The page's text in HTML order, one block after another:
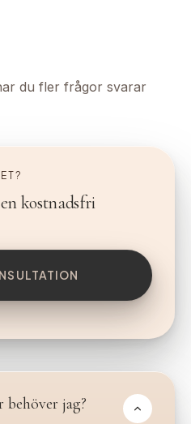
du fler frågor svarar
kostnadsfri
jag?